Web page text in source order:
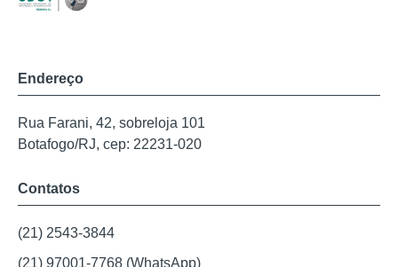
Endereço
Rua Farani, 42, sobreloja 101
Botafogo/RJ, cep: 22231-020
Contatos
(21) 2543-3844
(21) 97001-7768 (WhatsApp)